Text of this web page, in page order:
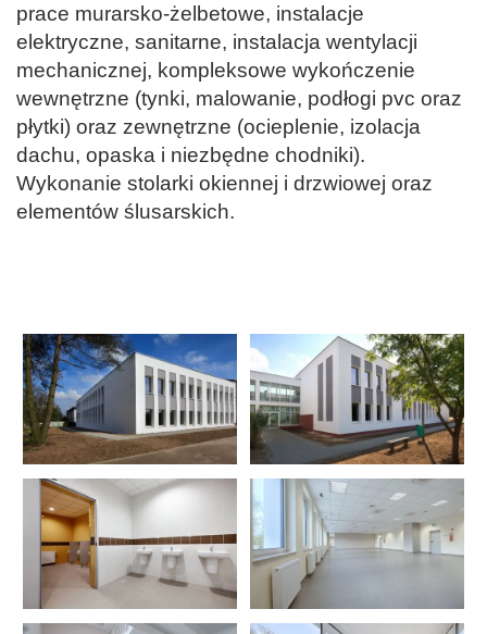
prace murarsko-żelbetowe, instalacje
elektryczne, sanitarne, instalacja wentylacji
mechanicznej, kompleksowe wykończenie
wewnętrzne (tynki, malowanie, podłogi pvc oraz
płytki) oraz zewnętrzne (ocieplenie, izolacja
dachu, opaska i niezbędne chodniki).
Wykonanie stolarki okiennej i drzwiowej oraz
elementów ślusarskich.